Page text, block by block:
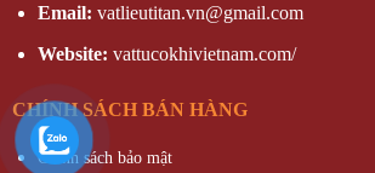
Email: vatlieutitan.vn@gmail.com
Website: vattucokhivietnam.com/
CHÍNH SÁCH BÁN HÀNG
Chính sách bảo mật